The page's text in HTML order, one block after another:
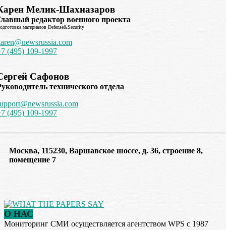
Мелик-Шахназаров
редактор военного проекта
материалов Defense&Security
(495) 109-1997
Сафонов
технического отдела
(495) 109-1997
Москва, 115230, Варшавское шоссе, д. 36, строение 8,
помещение 7
О НАС
Мониторинг СМИ осуществляется агентством WPS с 1987